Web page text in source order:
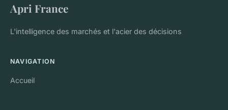
Apri France
L'intelligence des marchés et l'acier des décisions
NAVIGATION
Accueil